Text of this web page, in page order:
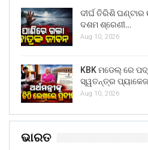
ଦୀର୍ଘ ତିରିଶି ଘଣ୍ଟାର
ଦଶମ ଶ୍ରେଣୀ…
Aug 10, 2026
KBK ମଡେଲ୍ ରେ
ସ୍ୱତନ୍ତ୍ର ପ୍ୟାକେଜ
Aug 10, 2026
ଭାରତ